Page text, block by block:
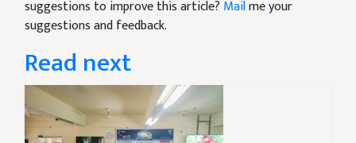
suggestions to improve this article? Mailme your
suggestions and feedback.
Read next